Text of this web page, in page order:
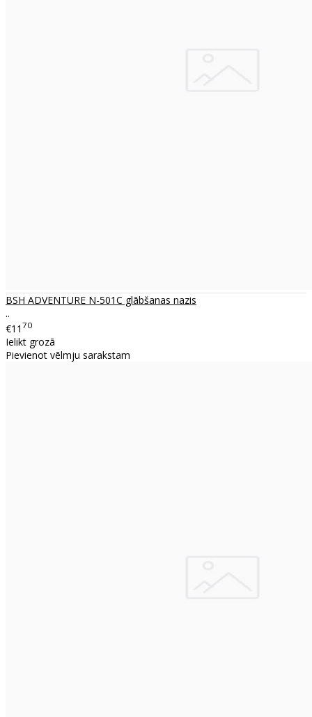
BSH ADVENTURE N-501C glābšanas nazis
..
€11 70
Ielikt grozā
Pievienot vēlmju sarakstam